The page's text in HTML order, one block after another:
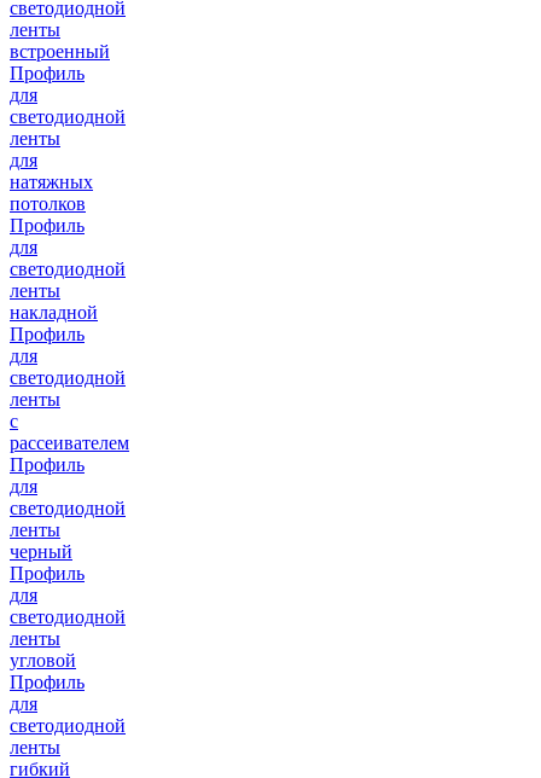
светодиодной
ленты
встроенный
Профиль
для
светодиодной
ленты
для
натяжных
потолков
Профиль
для
светодиодной
ленты
накладной
Профиль
для
светодиодной
ленты
с
рассеивателем
Профиль
для
светодиодной
ленты
черный
Профиль
для
светодиодной
ленты
угловой
Профиль
для
светодиодной
ленты
гибкий